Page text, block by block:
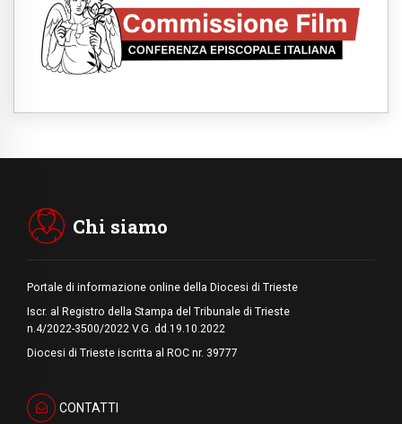
08.08.2026
Argentina, l'arcivescovo Colombo: "La
visita del Papa messaggio di pace e
dignità"
Medio Oriente
Chi siamo
Portale di informazione online della Diocesi di Trieste
Iscr. al Registro della Stampa del Tribunale di Trieste
n.4/2022-3500/2022 V.G. dd.19.10.2022
Diocesi di Trieste iscritta al ROC nr. 39777
CONTATTI